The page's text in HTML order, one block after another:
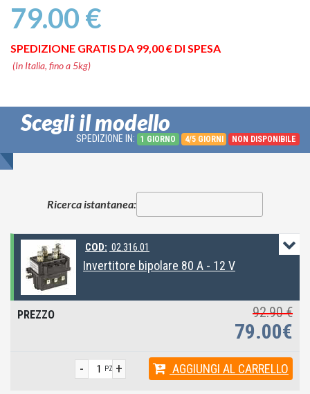
79.00 €
SPEDIZIONE GRATIS DA 99,00 € DI SPESA
(In Italia, fino a 5kg)
Scegli il modello
SPEDIZIONE IN: 1 GIORNO 4/5 GIORNI NON DISPONIBILE
Ricerca istantanea:
COD: 02.316.01
Invertitore bipolare 80 A - 12 V
92.90 €
79.00€
+
- PZ AGGIUNGI AL CARRELLO